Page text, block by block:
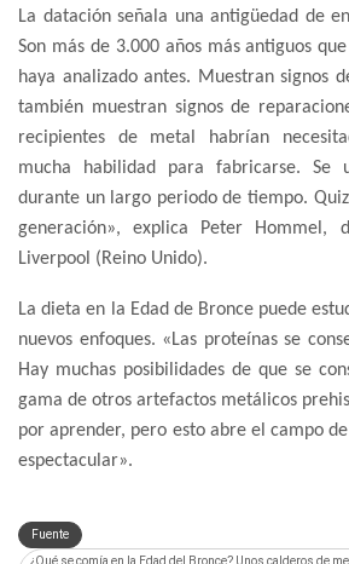
La datación señala una antigüedad de
Son más de 3.000 años más antiguos
haya analizado antes. Muestran signos
también muestran signos de
recipientes de metal habrían
mucha habilidad para fabricarse. Se
durante un largo periodo de tiempo.
generación», explica Peter Hommel,
Liverpool (Reino Unido).
La dieta en la Edad de Bronce puede
nuevos enfoques. «Las proteínas se
Hay muchas posibilidades de que se
gama de otros artefactos metálicos
por aprender, pero esto abre el campo
espectacular».
Fuente
¿Qué se comía en la Edad del Bronce? Unos calderos de